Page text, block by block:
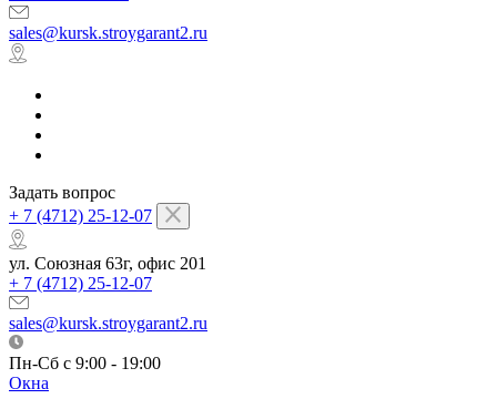
sales@kursk.stroygarant2.ru
Задать вопрос
+ 7 (4712) 25-12-07
ул. Союзная 63г, офис 201
+ 7 (4712) 25-12-07
sales@kursk.stroygarant2.ru
Пн-Сб с 9:00 - 19:00
Окна